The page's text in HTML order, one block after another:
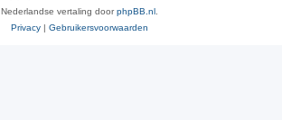
Nederlandse vertaling doorphpBB.nl
Privacy | Gebruikersvoorwaarden